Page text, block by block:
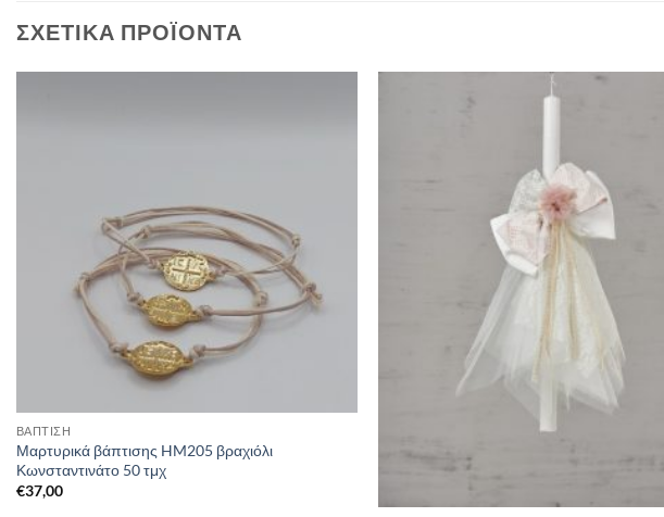
ΣΧΕΤΙΚΆ ΠΡΟΪΌΝΤΑ
ΒΑΠΤΙΣΗ
Μαρτυρικά βάπτισης HM205 βραχιόλι
Κωνσταντινάτο 50 τμχ
€37,00